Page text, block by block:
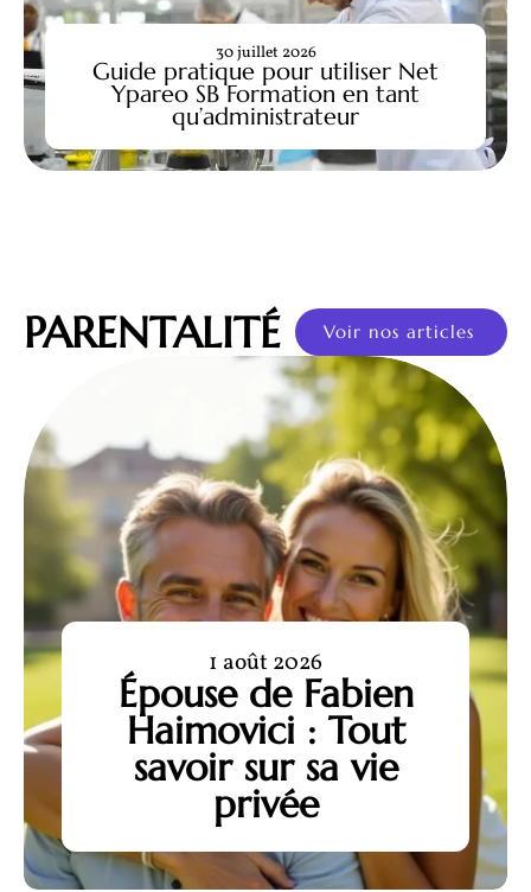
Guide pratique pour utiliser Net
Ypareo SB Formation en tant
qu’administrateur
30 juillet 2026
PARENTALITÉ Voir nos articles
Épouse de Fabien
Haimovici : Tout
savoir sur sa vie
privée
1 août 2026